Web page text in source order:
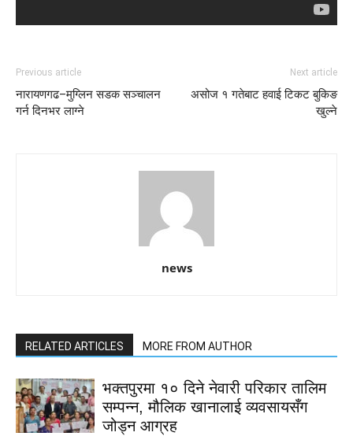
Previous article
नारायणगढ–मुग्लिन सडक सञ्चालन
गर्न दिनभर लाग्ने
Next article
असोज १ गतेबाट हवाई टिकट बुकिङ
खुल्ने
news
RELATED ARTICLES MORE FROM AUTHOR
भक्तपुरमा १० दिने नेवारी परिकार तालिम
सम्पन्न, मौलिक खानालाई व्यवसायसँग
जोड्न आग्रह